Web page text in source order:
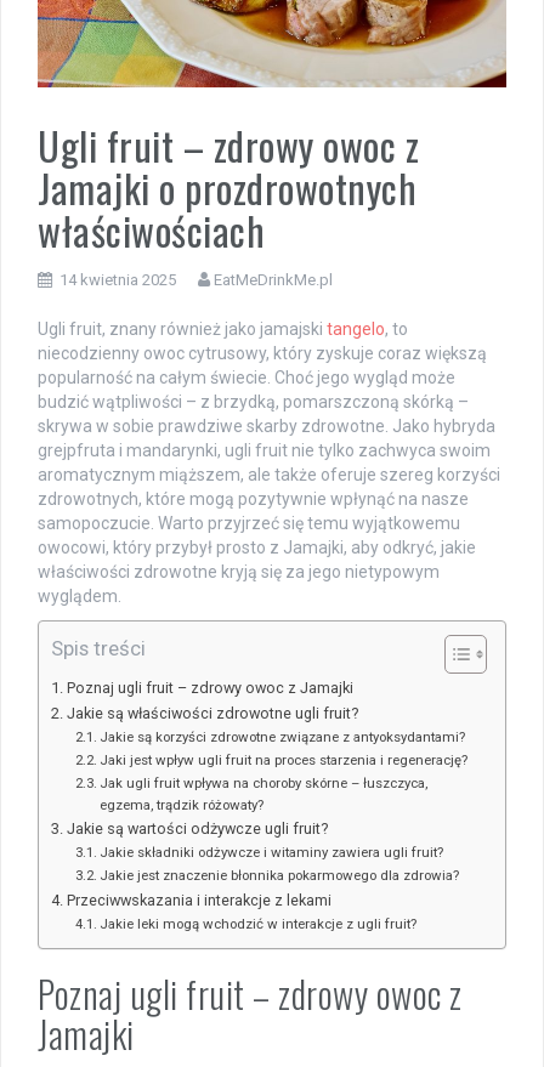
Ugli fruit – zdrowy owoc z
Jamajki o prozdrowotnych
właściwościach
14 kwietnia 2025 EatMeDrinkMe.pl
Ugli fruit, znany również jako jamajski tangelo, to
niecodzienny owoc cytrusowy, który zyskuje coraz większą
popularność na całym świecie. Choć jego wygląd może
budzić wątpliwości – z brzydką, pomarszczoną skórką –
skrywa w sobie prawdziwe skarby zdrowotne. Jako hybryda
grejpfruta i mandarynki, ugli fruit nie tylko zachwyca swoim
aromatycznym miąższem, ale także oferuje szereg korzyści
zdrowotnych, które mogą pozytywnie wpłynąć na nasze
samopoczucie. Warto przyjrzeć się temu wyjątkowemu
owocowi, który przybył prosto z Jamajki, aby odkryć, jakie
właściwości zdrowotne kryją się za jego nietypowym
wyglądem.
Spis treści
Poznaj ugli fruit – zdrowy owoc z Jamajki
Jakie są właściwości zdrowotne ugli fruit?
Jakie są korzyści zdrowotne związane z antyoksydantami?
Jaki jest wpływ ugli fruit na proces starzenia i regenerację?
Jak ugli fruit wpływa na choroby skórne – łuszczyca,
egzema, trądzik różowaty?
Jakie są wartości odżywcze ugli fruit?
Jakie składniki odżywcze i witaminy zawiera ugli fruit?
Jakie jest znaczenie błonnika pokarmowego dla zdrowia?
Przeciwwskazania i interakcje z lekami
Jakie leki mogą wchodzić w interakcje z ugli fruit?
Poznaj ugli fruit – zdrowy owoc z
Jamajki